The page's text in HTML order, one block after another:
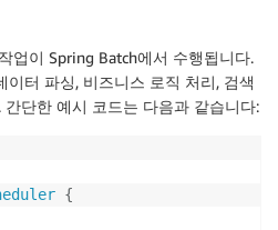
업이 Spring Batch에서 수행됩니다.
이터 파싱, 비즈니스 로직 처리, 검색
단한 예시 코드는 다음과 같습니다:
{